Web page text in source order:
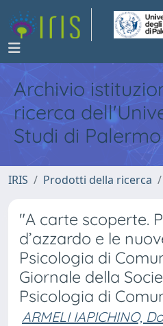
Archivio
ricerca
Studi di Palermo
IRIS Prodotti della ricerca
"A carte scoperte.
d’azzardo e le
Psicologia di
Giornale della
Psicologia di
ARMELI IAPICHINO,